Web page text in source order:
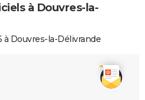
à Douvres-la-
Douvres-la-Délivrande